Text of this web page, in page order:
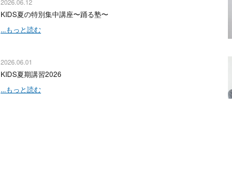
KIDS夏の特別集中講座〜踊る塾〜
...もっと読む
2026.06.01
KIDS夏期講習2026
...もっと読む